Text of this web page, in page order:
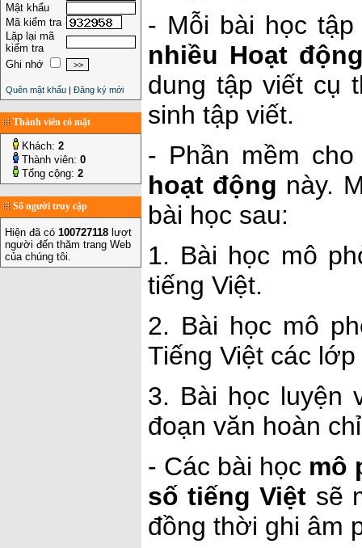
Mật khẩu
Mã kiểm tra
Lặp lại mã
kiểm tra
Ghi nhớ
Quên mật khẩu | Đăng ký mới
Thành viên có mặt
Khách: 2
Thành viên: 0
Tổng cộng: 2
Số người truy cập
Hiện đã có 100727118 lượt
người đến thăm trang Web
của chúng tôi.
- Mỗi bài học
nhiều Hoạt
dung tập viết cụ
sinh tập viết.
- Phần mềm
hoạt động này.
bài học sau:
1. Bài học mô
tiếng Việt.
2. Bài học mô
Tiếng Việt các
3. Bài học luyện
đoạn văn hoàn
- Các bài học mô
số tiếng Việt sẽ
đồng thời ghi âm